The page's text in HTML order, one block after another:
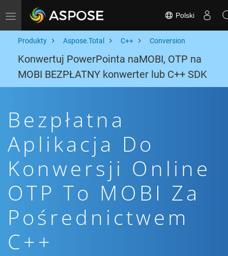
Toggle navigation Polski
Produkty Aspose.Total C++ Conversion
Konwertuj PowerPointa naMOBI, OTP na
MOBI BEZPŁATNY konwerter lub C++ SDK
Bezpłatna
Aplikacja Do
Konwersji Online
OTP To MOBI Za
Pośrednictwem
C++